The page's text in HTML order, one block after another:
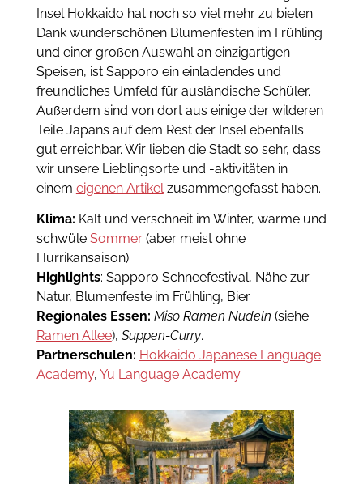
Insel Hokkaido hat noch so viel mehr zu bieten.
Dank wunderschönen Blumenfesten im Frühling
und einer großen Auswahl an einzigartigen
Speisen, ist Sapporo ein einladendes und
freundliches Umfeld für ausländische Schüler.
Außerdem sind von dort aus einige der wilderen
Teile Japans auf dem Rest der Insel ebenfalls
gut erreichbar. Wir lieben die Stadt so sehr, dass
wir unsere Lieblingsorte und -aktivitäten in
einem eigenen Artikel zusammengefasst haben.
Klima: Kalt und verschneit im Winter, warme und
schwüle Sommer(aber meist ohne
Hurrikansaison).
Highlights: Sapporo Schneefestival, Nähe zur
Natur, Blumenfeste im Frühling, Bier.
Regionales Essen: Miso Ramen Nudeln (siehe
Ramen Allee), Suppen-Curry.
Partnerschulen: Hokkaido Japanese Language
Academy, Yu Language Academy